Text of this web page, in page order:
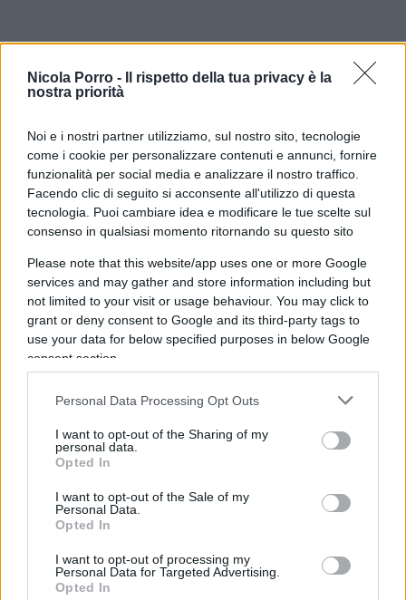
Nicola Porro -
Il rispetto della tua privacy è la
nostra priorità
Noi e i nostri partner utilizziamo, sul nostro sito, tecnologie
come i cookie per personalizzare contenuti e annunci, fornire
funzionalità per social media e analizzare il nostro traffico.
Facendo clic di seguito si acconsente all'utilizzo di questa
tecnologia. Puoi cambiare idea e modificare le tue scelte sul
consenso in qualsiasi momento ritornando su questo sito
Please note that this website/app uses one or more Google
services and may gather and store information including but
not limited to your visit or usage behaviour. You may click to
grant or deny consent to Google and its third-party tags to
use your data for below specified purposes in below Google
consent section.
Personal Data Processing Opt Outs
I want to opt-out of the Sharing of my
personal data.
Opted In
I want to opt-out of the Sale of my
Personal Data.
Opted In
I want to opt-out of processing my
Personal Data for Targeted Advertising.
Opted In
Ieri un consorzio di investitori guidato daThe
Bank of London,una banca di compensazione
del Regno Unito, ha presentato un’offerta formale
sostenuto” su un piano per sostenere le aziende
tecnologiche britanniche colpite dal crollo di SVB.
In precedenza, il cancelliere Jeremy Hunt aveva
dichiarato alla BBC che non vi era alcun rischio
per il sistema finanziario del Regno Unito nel suo
complesso a causa del crollo di SVB, ma “c’è un
serio rischio per alcune delle nostre società più
promettenti nel campo della tecnologia e delle
scienze della vita”.
Le attività del FED non sembravano andare nella
americano. Poi nella notte, invece, tuitto è
cambiato repentinamente. Il rischio che il
contagio della paura generasse contagio
finanziario ha indotto Governo, Tesoro e Fed a
correntisti